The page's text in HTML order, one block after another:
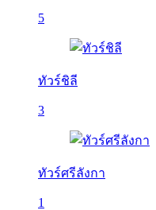
5
ทัวร์ชิลี
3
ทัวร์ศรีลังกา
1